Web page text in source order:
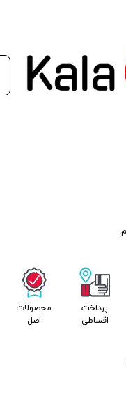
پرداخت
اقساطی
محصولات
اصل